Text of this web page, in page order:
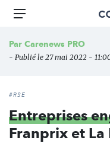
Aller
principal
Menu
Par Carenews PRO
- Publié le 27 mai 2022 -
#RSE
Entreprises
Franprix et La